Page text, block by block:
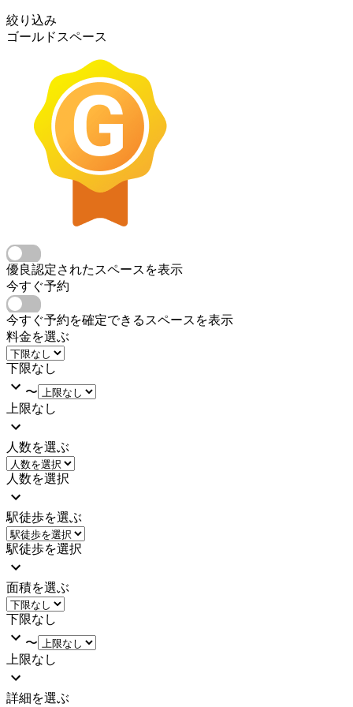
絞り込み
ゴールドスペース
優良認定されたスペースを表示
今すぐ予約
今すぐ予約を確定できるスペースを表示
料金を選ぶ
下限なし
〜
上限なし
人数を選ぶ
人数を選択
駅徒歩を選ぶ
駅徒歩を選択
面積を選ぶ
下限なし
〜
上限なし
詳細を選ぶ